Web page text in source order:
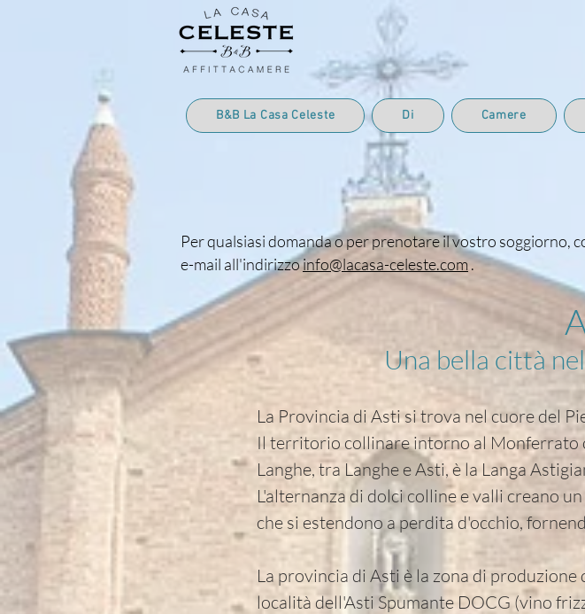
B&B La Casa Celeste Di Camere
Per qualsiasi domanda o per prenotare il vostro soggiorno,
e-mail all'indirizzoinfo@lacasa-celeste.com.
Una bella città
La Provincia di Asti si trova nel cuore del
Il territorio collinare intorno al Monferrato
Langhe, tra Langhe e Asti, è la Langa
L'alternanza di dolci colline e valli creano
che si estendono a perdita d'occhio,
La provincia di Asti è la zona di
località dell'Asti Spumante DOCG (vino